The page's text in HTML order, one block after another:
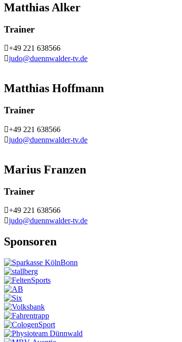
Matthias Alker
Trainer
+49 221 638566
judo@duennwalder-tv.de
Matthias Hoffmann
Trainer
+49 221 638566
judo@duennwalder-tv.de
Marius Franzen
Trainer
+49 221 638566
judo@duennwalder-tv.de
Sponsoren